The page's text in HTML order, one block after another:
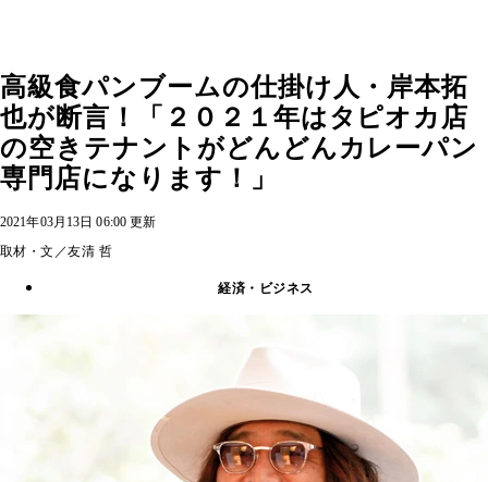
高級食パンブームの仕掛け人・岸本拓
也が断言！「２０２１年はタピオカ店
の空きテナントがどんどんカレーパン
専門店になります！」
2021年03月13日 06:00 更新
取材・文／友清 哲
経済・ビジネス